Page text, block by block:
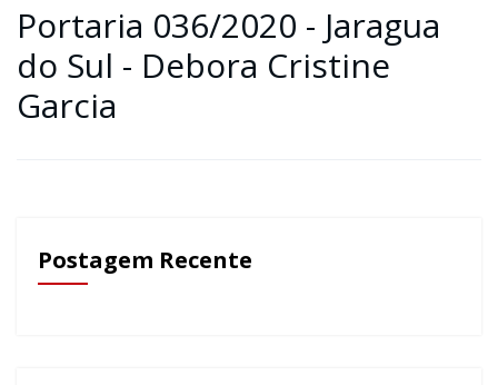
Portaria 036/2020 - Jaragua
do Sul - Debora Cristine
Garcia
Postagem Recente